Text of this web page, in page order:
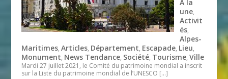
A la
une,
Activit
és,
Alpes-
Maritimes,Articles, Département, Escapade, Lieu,
Monument, News Tendance, Société, Tourisme,Ville
Mardi 27 juillet 2021, le Comité du patrimoine mondial a inscrit
sur la Liste du patrimoine mondial de l’UNESCO […]